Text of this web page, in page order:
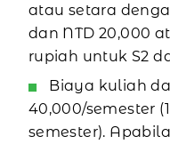
atau setara
dan NTD 20,000
rupiah untuk S2
Biaya kuliah
40,000/semester
semester).